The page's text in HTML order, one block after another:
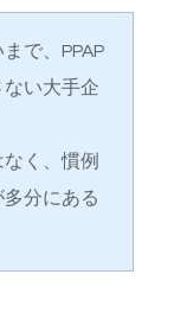
で、PPAP
い大手企
く、慣例
分にある